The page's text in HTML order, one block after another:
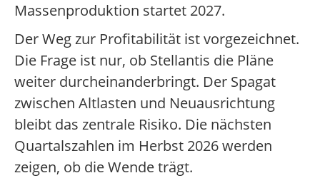
Massenproduktion startet 2027.
Der Weg zur Profitabilität ist vorgezeichnet.
Die Frage ist nur, ob Stellantis die Pläne
weiter durcheinanderbringt. Der Spagat
zwischen Altlasten und Neuausrichtung
bleibt das zentrale Risiko. Die nächsten
Quartalszahlen im Herbst 2026 werden
zeigen, ob die Wende trägt.